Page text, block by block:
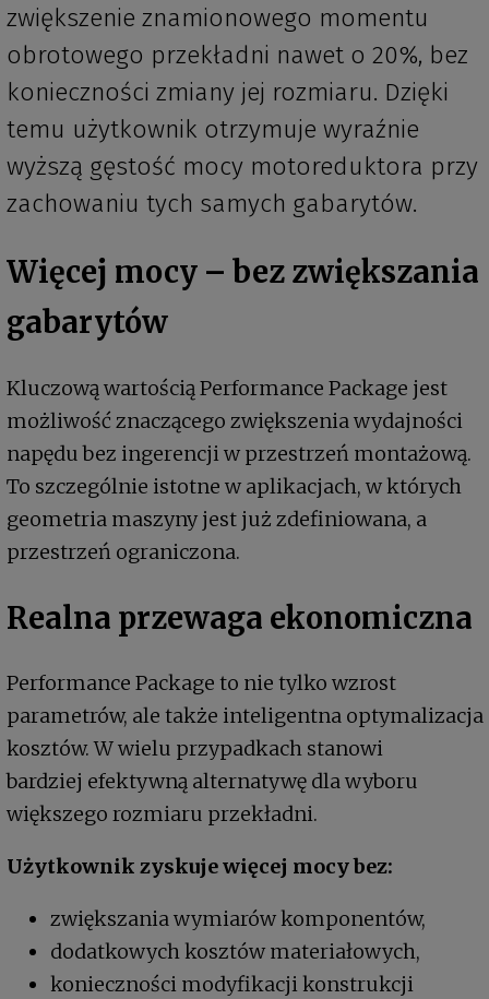
zwiększenie znamionowego momentu
obrotowego przekładni nawet o 20%, bez
konieczności zmiany jej rozmiaru. Dzięki
temu użytkownik otrzymuje wyraźnie
wyższą gęstość mocy motoreduktora przy
zachowaniu tych samych gabarytów.
Więcej mocy – bez zwiększania
gabarytów
Kluczową wartością Performance Package jest
możliwość znaczącego zwiększenia wydajności
napędu bez ingerencji w przestrzeń montażową.
To szczególnie istotne w aplikacjach, w których
geometria maszyny jest już zdefiniowana, a
przestrzeń ograniczona.
Realna przewaga ekonomiczna
Performance Package to nie tylko wzrost
parametrów, ale także inteligentna optymalizacja
kosztów. W wielu przypadkach stanowi
bardziej efektywną alternatywę dla wyboru
większego rozmiaru przekładni.
Użytkownik zyskuje więcej mocy bez:
zwiększania wymiarów komponentów,
dodatkowych kosztów materiałowych,
konieczności modyfikacji konstrukcji